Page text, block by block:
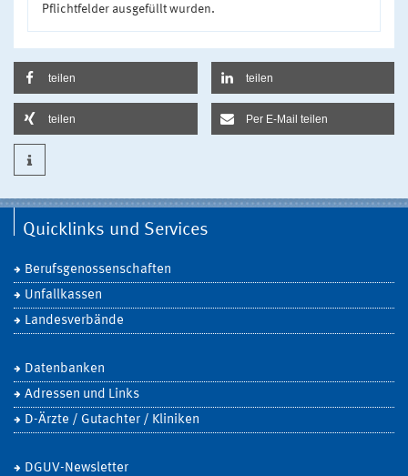
Pflichtfelder ausgefüllt wurden.
teilen teilen
teilen Per E-Mail teilen
Quicklinks und Services
Berufsgenossenschaften
Unfallkassen
Landesverbände
Datenbanken
Adressen und Links
D-Ärzte / Gutachter / Kliniken
DGUV-Newsletter